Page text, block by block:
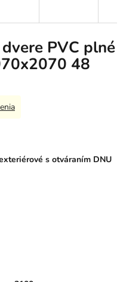
PVC plné
48
s otváraním DNU